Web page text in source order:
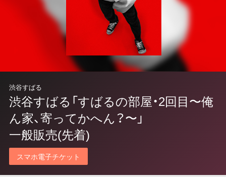
渋谷すばる
渋谷すばる「すばるの部屋・2回目〜俺
ん家、寄ってかへん？〜」
一般販売(先着)
スマホ電子チケット